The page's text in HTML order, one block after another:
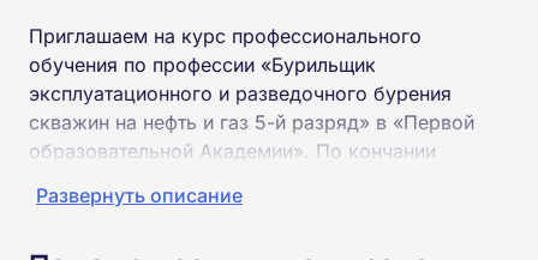
Приглашаем на курс профессионального
обучения по профессии «Бурильщик
эксплуатационного и разведочного бурения
скважин на нефть и газ 5-й разряд» в «Первой
образовательной Академии». По кончании
«Бурильщик эксплуатационного и разведочного
Развернуть описание